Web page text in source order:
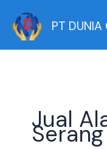
content
PT DUNIA
Jual
Serang